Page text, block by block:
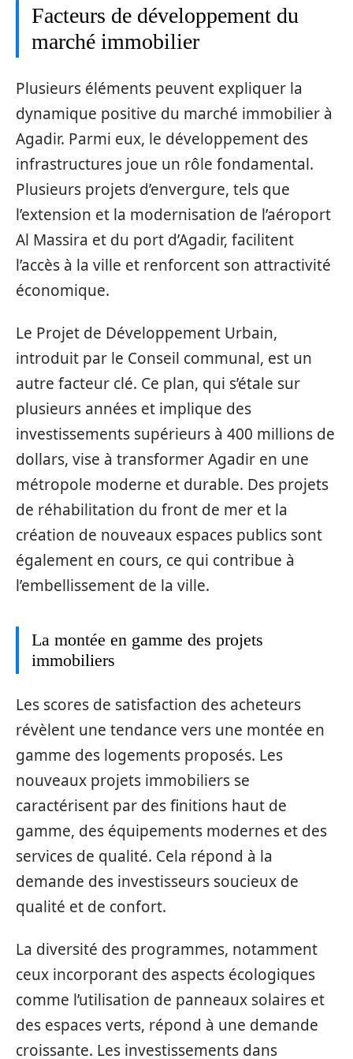
Facteurs de développement du
marché immobilier
Plusieurs éléments peuvent expliquer la
dynamique positive du marché immobilier à
Agadir. Parmi eux, le développement des
infrastructures joue un rôle fondamental.
Plusieurs projets d’envergure, tels que
l’extension et la modernisation de l’aéroport
Al Massira et du port d’Agadir, facilitent
l’accès à la ville et renforcent son attractivité
économique.
Le Projet de Développement Urbain,
introduit par le Conseil communal, est un
autre facteur clé. Ce plan, qui s’étale sur
plusieurs années et implique des
investissements supérieurs à 400 millions de
dollars, vise à transformer Agadir en une
métropole moderne et durable. Des projets
de réhabilitation du front de mer et la
création de nouveaux espaces publics sont
également en cours, ce qui contribue à
l’embellissement de la ville.
La montée en gamme des projets
immobiliers
Les scores de satisfaction des acheteurs
révèlent une tendance vers une montée en
gamme des logements proposés. Les
nouveaux projets immobiliers se
caractérisent par des finitions haut de
gamme, des équipements modernes et des
services de qualité. Cela répond à la
demande des investisseurs soucieux de
qualité et de confort.
La diversité des programmes, notamment
ceux incorporant des aspects écologiques
comme l’utilisation de panneaux solaires et
des espaces verts, répond à une demande
croissante. Les investissements dans